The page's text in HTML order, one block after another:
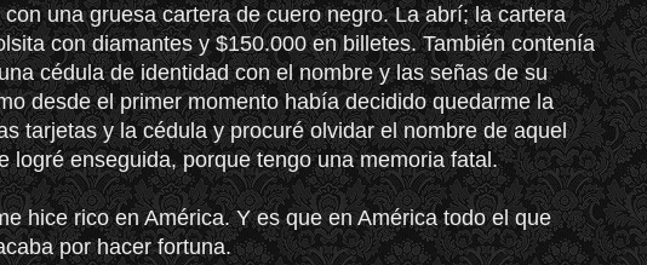
una gruesa cartera de cuero negro. La abrí; la cartera
con diamantes y $150.000 en billetes. También contenía
cédula de identidad con el nombre y las señas de su
desde el primer momento había decidido quedarme la
tarjetas y la cédula y procuré olvidar el nombre de aquel
logré enseguida, porque tengo una memoria fatal.
hice rico en América. Y es que en América todo el que
por hacer fortuna.